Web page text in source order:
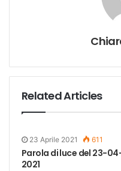
Related Articles
23 Aprile 2021 611
Parola di luce del 23-
2021